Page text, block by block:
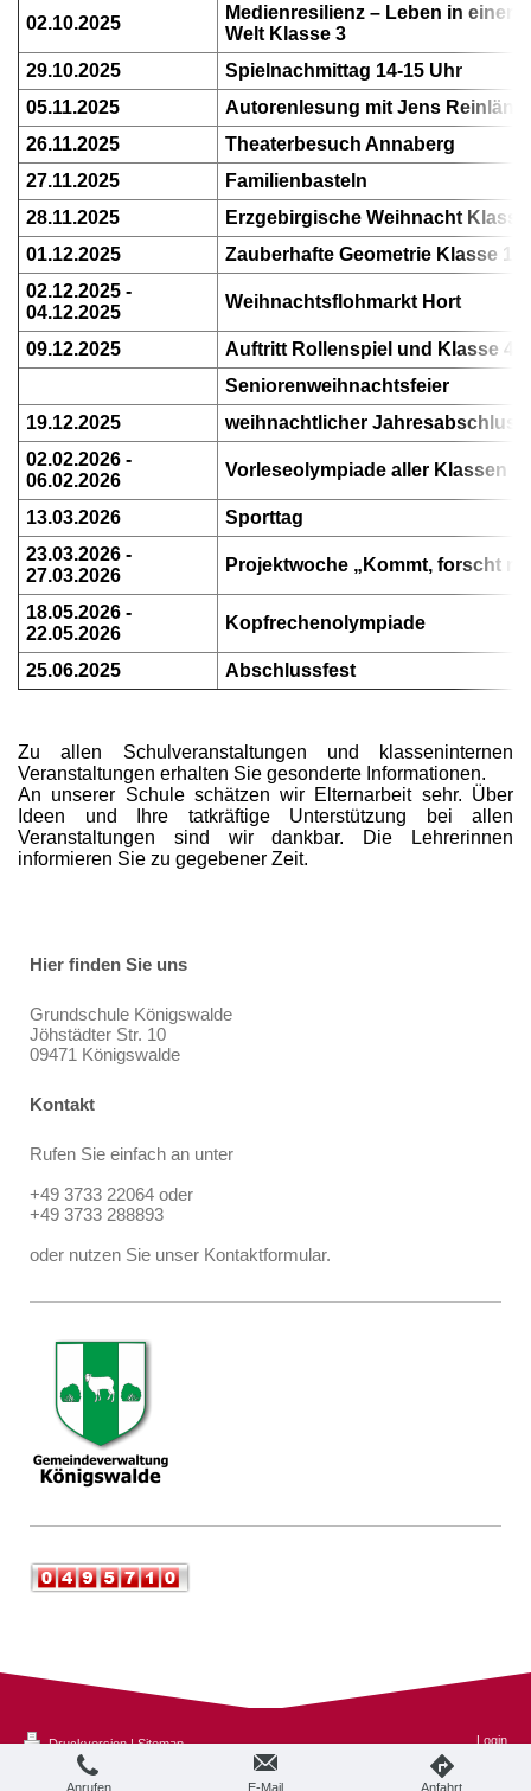
02.10.2025
Medienresilienz – Leben in einer
Welt Klasse 3
29.10.2025
Spielnachmittag 14-15 Uhr
05.11.2025
Autorenlesung mit Jens
26.11.2025
Theaterbesuch Annaberg
27.11.2025
Familienbasteln
28.11.2025
Erzgebirgische Weihnacht Klasse
01.12.2025
Zauberhafte Geometrie Klasse 1
02.12.2025 -
04.12.2025
Weihnachtsflohmarkt Hort
09.12.2025
Auftritt Rollenspiel und Klasse 4
Seniorenweihnachtsfeier
19.12.2025
weihnachtlicher Jahresabschluss
02.02.2026 -
06.02.2026
Vorleseolympiade aller Klassen
13.03.2026
Sporttag
23.03.2026 -
27.03.2026
Projektwoche „Kommt, forscht
18.05.2026 -
22.05.2026
Kopfrechenolympiade
25.06.2025 Abschlussfest
Zu allen Schulveranstaltungen und klasseninternen
Veranstaltungen erhalten Sie gesonderte Informationen.
An unserer Schule schätzen wir Elternarbeit sehr. Über
Ideen und Ihre tatkräftige Unterstützung bei allen
Veranstaltungen sind wir dankbar. Die Lehrerinnen
informieren Sie zu gegebener Zeit.
Hier finden Sie uns
Grundschule Königswalde
Jöhstädter Str. 10
09471 Königswalde
Kontakt
Rufen Sie einfach an unter
+49 3733 22064 oder
+49 3733 288893
oder nutzen Sie unser Kontaktformular.
Druckversion| Sitemap
© 2014 - 2026 Grundschule Königswalde
Login
Webansicht
Anrufen E-Mail Anfahrt